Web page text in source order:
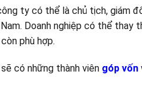
ty có thể là chủ tịch, giám
Doanh nghiệp có thể thay
phù hợp.
có những thành viên góp vốn